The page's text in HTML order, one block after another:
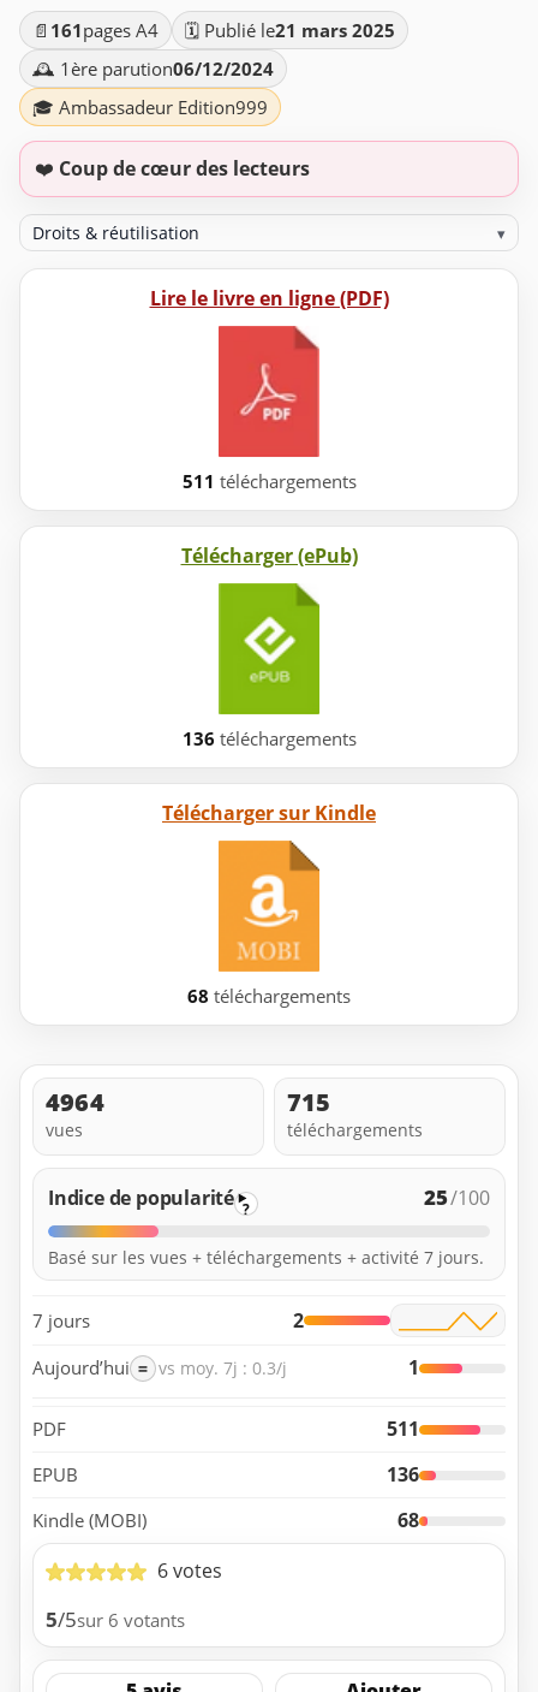
📄 161pages A4 🗓️ Publié le21 mars 2025
🕰️ 1ère parution06/12/2024
🎓 Ambassadeur Edition999
❤️ Coup de cœur des lecteurs
Droits & réutilisation ▾
Lire le livre en ligne (PDF)
511 téléchargements
Télécharger (ePub)
136 téléchargements
Télécharger sur Kindle
68 téléchargements
4964
vues
715
téléchargements
Indice de popularité ? 25/100
Basé sur les vues + téléchargements + activité 7 jours.
7 jours 2
Aujourd’hui = vs moy. 7j : 0.3/j 1
PDF 511
EPUB 136
Kindle (MOBI)
68
6 votes
5/5sur 6 votants